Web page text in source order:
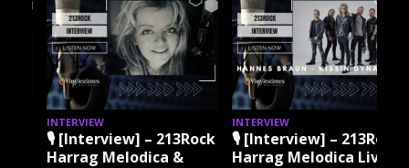
INTERVIEW
🎙 [Interview] – 213Rock
Harrag Melodica &
INTERVIEW
🎙 [Interview] – 213Rock
Harrag Melodica Live